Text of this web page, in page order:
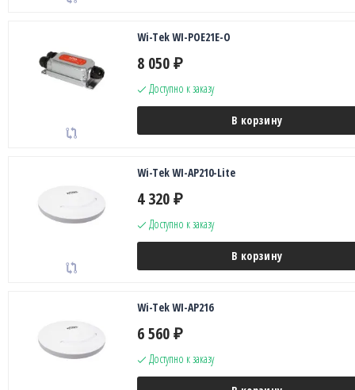
Wi-Tek WI-POE21E-O
8 050 ₽
Доступно к заказу
В корзину
Wi-Tek WI-AP210-Lite
4 320 ₽
Доступно к заказу
В корзину
Wi-Tek WI-AP216
6 560 ₽
Доступно к заказу